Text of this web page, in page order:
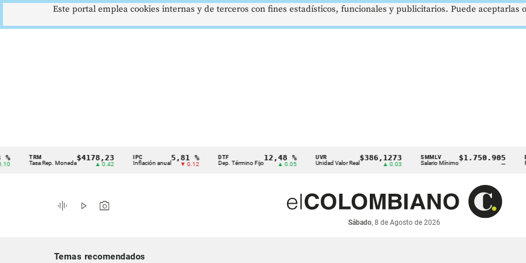
Cintillo
indicadores
económicos
TRM
Tasa Rep. Moneda
$4178,23
▲ 0.42
IPC
Inflación anual
5,81 %
▼ 0.12
DTF
Dep. Término Fijo
12,48 %
▲ 0.05
UVR
Unidad Valor Real
$386,1273
▲ 0.03
SMMLV
Salario Mínimo
$1.750.905 BRENT
Petróleo
graphic_eq play_arrow photo_camera
Sábado, 8 de Agosto de 2026
Temas recomendados
Este portal emplea cookies internas y de terceros con fines estadísticos, funcionales y publicitarios. Puede aceptarlas